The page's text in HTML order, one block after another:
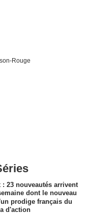
Rouge
: 23 nouveautés arrivent
dont le nouveau
prodige français du
d'action